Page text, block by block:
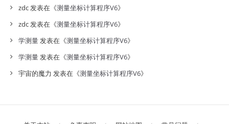
zdc发表在《测量坐标计算程序V6》
zdc发表在《测量坐标计算程序V6》
学测量发表在《测量坐标计算程序V6》
学测量发表在《测量坐标计算程序V6》
宇宙的魔力 发表在《测量坐标计算程序V6》